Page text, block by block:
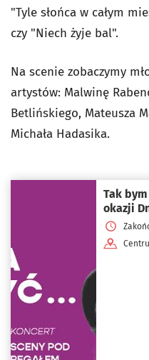
"Tyle słońca w całym
czy "Niech żyje bal".
Na scenie zobaczymy
artystów: Malwinę
Betlińskiego, Mateusza
Michała Hadasika.
Tak
okazji